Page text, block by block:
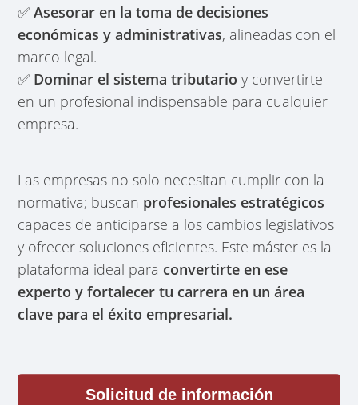
✅Asesorar en la toma de decisiones
económicas y administrativas, alineadas con el
marco legal.
✅ Dominar el sistema tributario y convertirte
en un profesional indispensable para cualquier
empresa.
Las empresas no solo necesitan cumplir con la
normativa; buscan profesionales estratégicos
capaces de anticiparse a los cambios legislativos
y ofrecer soluciones eficientes. Este máster es la
plataforma ideal para convertirte en ese
experto y fortalecer tu carrera en un área
clave para el éxito empresarial.
Solicitud de información